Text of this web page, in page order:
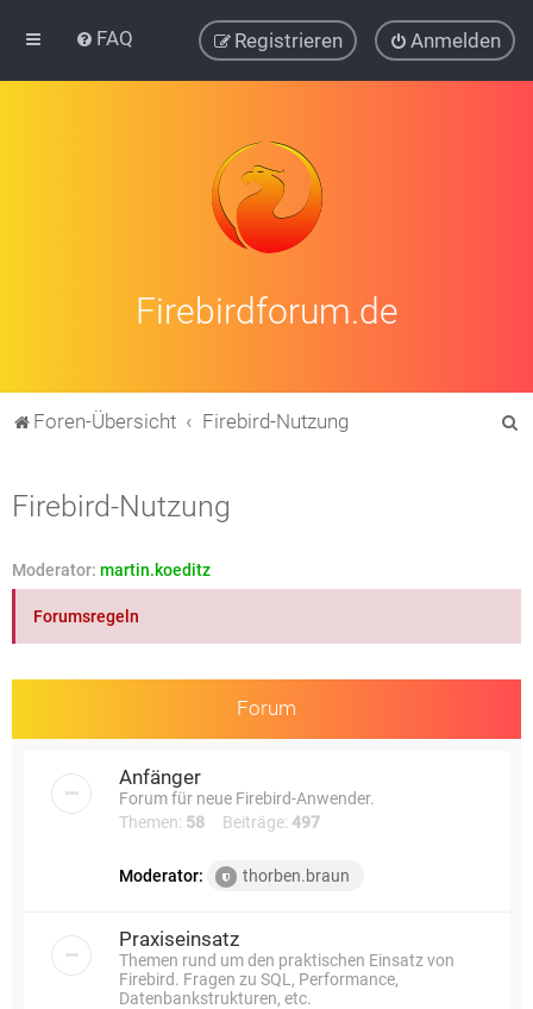
FAQ Anmelden
Registrieren
Firebirdforum.de
Foren-Übersicht Firebird-Nutzung
Firebird-Nutzung
Moderator: martin.koeditz
Forumsregeln
Forum
Anfänger
Forum für neue Firebird-Anwender.
Themen: 58 Beiträge: 497
Moderator: thorben.braun
Praxiseinsatz
Themen rund um den praktischen Einsatz von
Firebird. Fragen zu SQL, Performance,
Datenbankstrukturen, etc.